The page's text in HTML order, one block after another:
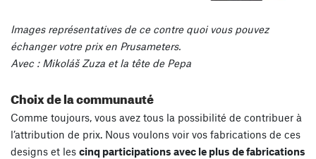
Images représentatives de ce contre quoi vous pouvez
échanger votre prix en Prusameters.
Avec : Mikoláš Zuza et la tête de Pepa
Choix de la communauté
Comme toujours, vous avez tous la possibilité de contribuer à
l’attribution de prix. Nous voulons voir vos fabrications de ces
designs et les cinq participations avec le plus de fabrications